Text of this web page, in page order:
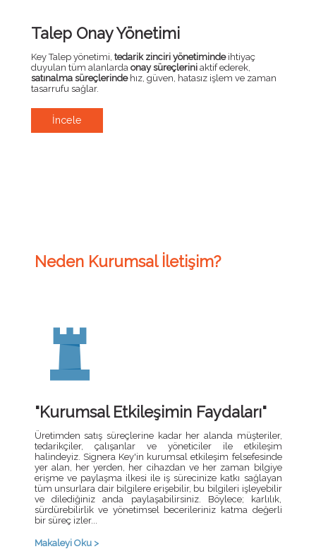
Talep Onay Yönetimi
Key Talep yönetimi, tedarik zinciri yönetimindeihtiyaç
duyulan tüm alanlarda onay süreçleriniaktif ederek,
satınalma süreçlerindehız, güven, hatasız işlem ve zaman
tasarrufu sağlar.
İncele
Neden Kurumsal İletişim?
"Kurumsal Etkileşimin Faydaları"
Üretimden satış süreçlerine kadar her alanda müşteriler,
tedarikçiler, çalışanlar ve yöneticiler ile etkileşim
halindeyiz. Signera Key'in kurumsal etkileşim felsefesinde
yer alan, her yerden, her cihazdan ve her zaman bilgiye
erişme ve paylaşma ilkesi ile iş sürecinize katkı sağlayan
tüm unsurlara dair bilgilere erişebilir, bu bilgileri işleyebilir
ve dilediğiniz anda paylaşabilirsiniz. Böylece; karlılık,
sürdürebilirlik ve yönetimsel becerileriniz katma değerli
bir süreç izler...
Makaleyi Oku >